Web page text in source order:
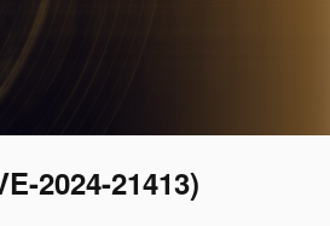
2024-21413)